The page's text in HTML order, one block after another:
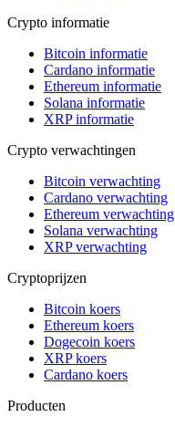
Crypto informatie
Bitcoin informatie
Cardano informatie
Ethereum informatie
Solana informatie
XRP informatie
Crypto verwachtingen
Bitcoin verwachting
Cardano verwachting
Ethereum verwachting
Solana verwachting
XRP verwachting
Cryptoprijzen
Bitcoin koers
Ethereum koers
Dogecoin koers
XRP koers
Cardano koers
Producten